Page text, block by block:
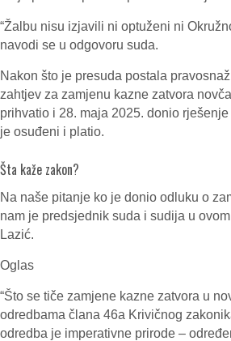
“Žalbu nisu izjavili ni optuženi ni
navodi se u odgovoru suda.
Nakon što je presuda postala
zahtjev za zamjenu kazne zatvora
prihvatio i 28. maja 2025. donio
je osuđeni i platio.
Šta kaže zakon?
Na naše pitanje ko je donio odluku o
nam je predsjednik suda i sudija u
Lazić.
Oglas
“Što se tiče zamjene kazne zatvora u
odredbama člana 46a Krivičnog
odredba je imperativne prirode –